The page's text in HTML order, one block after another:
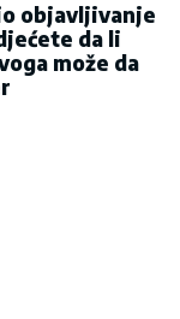
objavljivanje
da li
može da